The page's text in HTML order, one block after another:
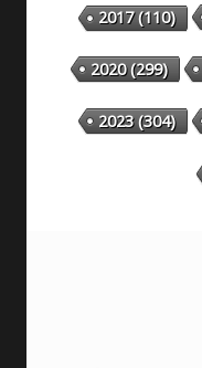
2017(110)
2020(299)
2023(304)